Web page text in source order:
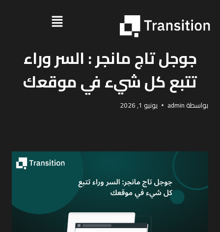
UNCATEGORIZED
جوجل تاج مانجر : السر وراء
تتبع كل شيء في موقعك
بواسطةadmin يونيو 1, 2026